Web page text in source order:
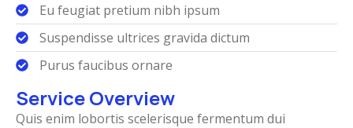
Eu feugiat pretium nibh ipsum
Suspendisse ultrices gravida dictum
Purus faucibus ornare
Service Overview
Quis enim lobortis scelerisque fermentum dui